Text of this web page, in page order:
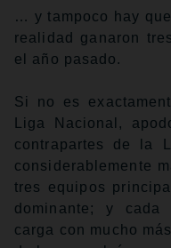
… y tampoco hay
realidad ganaron
el año pasado.
Si no es
Liga Nacional,
contrapartes de la
considerablemente
tres equipos
dominante; y cada
carga con mucho